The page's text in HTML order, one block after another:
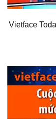
Vietface